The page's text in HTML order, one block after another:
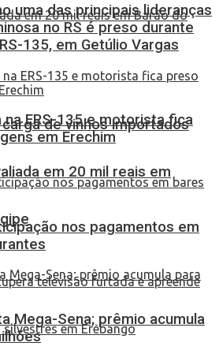
carga de vinhos importados
em 20 mil reais em
uma das principais lideranças
no RS é preso durante
135, em Getúlio Vargas
ERS-135 e motorista fica
em Erechim
nos pagamentos em
Mega-Sena; prêmio acumula